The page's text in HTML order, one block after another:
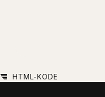
HTML-KODE